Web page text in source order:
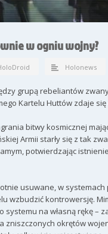
w ogniu wojny?
Holonews
grupą rebeliantów
Kartelu Huttów zdaje
bitwy kosmicznej
Armii starły się z tak
potwierdzając
usuwane, w
wzbudzić kontrowersję.
systemu na własną rękę –
zniszczonych okrętów